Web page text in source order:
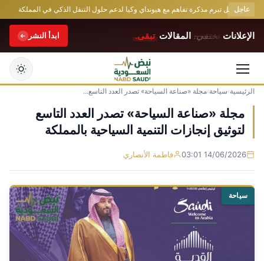
عاجل
للنقل تبرم مذكرة تفاهم مع هيونداي وكيا لدعم حلول التنقل الذكي في المملكة
الإعلانات تختفي. المقالات تبقى. ابدأ النشر
التجاوز
إلى
المحتوى
الرئيسية›سياحة›مجلة «صناعة السياحة» تصدر العدد التاسع...
مجلة «صناعة السياحة» تصدر العدد التاسع
لتوثيق إنجازات التنمية السياحية بالمملكة
14/06/2026 03:01 فاطمة الأنصاري
سياحة